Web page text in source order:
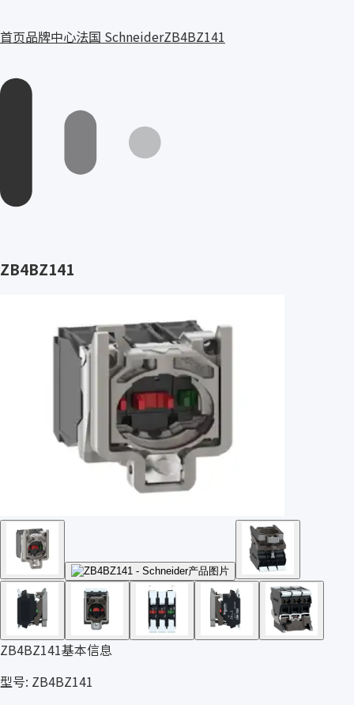
首页品牌中心法国 SchneiderZB4BZ141
ZB4BZ141
ZB4BZ141基本信息
型号: ZB4BZ141